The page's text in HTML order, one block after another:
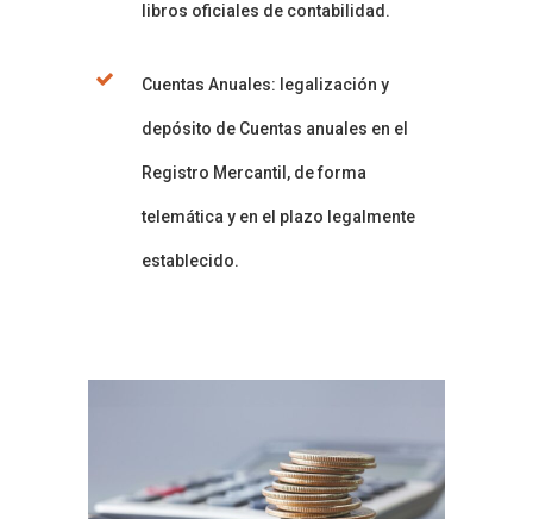
libros oficiales de contabilidad.
Cuentas Anuales: legalización y
depósito de Cuentas anuales en el
Registro Mercantil, de forma
telemática y en el plazo legalmente
establecido.